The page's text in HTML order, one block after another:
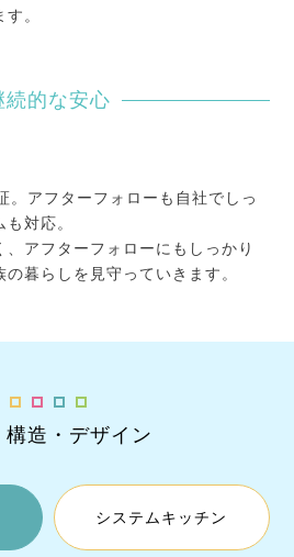
。
続的な安心
。アフターフォローも自社でしっ
対応。
アフターフォローにもしっかり
暮らしを見守っていきます。
構造・デザイン
システムキッチン